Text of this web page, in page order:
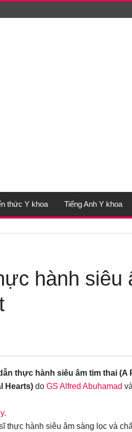
thức Y khoa Tiếng Anh Y khoa
hành siêu
thực hành siêu âm tim thai (A
Hearts) do GS Alfred Abuhamad và
.
thực hành siêu âm sàng lọc và